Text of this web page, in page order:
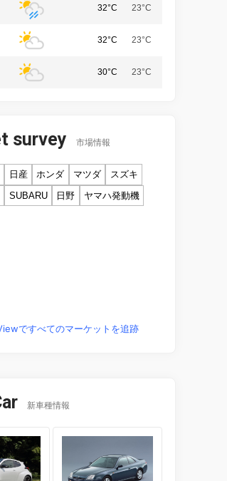
32°C 23°C
32°C 23°C
30°C 23°C
survey 市場情報
日産 ホンダ マツダ
スズキ
SUBARU 日野 ヤマハ発動機
ですべてのマーケットを追跡
新車種情報